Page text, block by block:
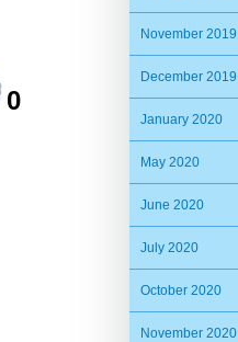
0
November 2019
December 2019
January 2020
May 2020
June 2020
July 2020
October 2020
November 2020